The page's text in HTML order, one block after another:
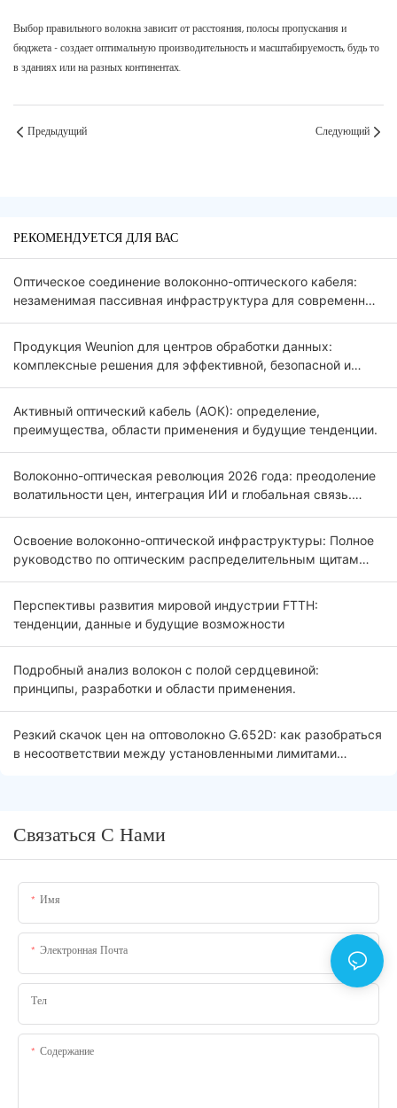
Выбор правильного волокна зависит от расстояния, полосы пропускания и
бюджета - создает оптимальную производительность и масштабируемость, будь то
в зданиях или на разных континентах.
Предыдущий Следующий
РЕКОМЕНДУЕТСЯ ДЛЯ ВАС
Оптическое соединение волоконно-оптического кабеля:
незаменимая пассивная инфраструктура для современных
Продукция Weunion для центров обработки данных:
комплексные решения для эффективной, безопасной и
Активный оптический кабель (АОК): определение,
преимущества, области применения и будущие тенденции.
Волоконно-оптическая революция 2026 года: преодоление
волатильности цен, интеграция ИИ и глобальная связь.
Освоение волоконно-оптической инфраструктуры: Полное
руководство по оптическим распределительным щитам
Перспективы развития мировой индустрии FTTH:
тенденции, данные и будущие возможности
Подробный анализ волокон с полой сердцевиной:
принципы, разработки и области применения.
Резкий скачок цен на оптоволокно G.652D: как разобраться
в несоответствии между установленными лимитами
Связаться С Нами
Имя
Электронная Почта
Тел
Содержание